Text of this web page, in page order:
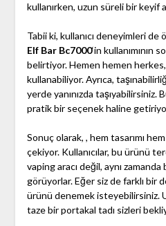
kullanırken, uzun süreli bir keyif
Tabii ki, kullanıcı deneyimleri
Elf Bar Bc7000‘in kullanımının
belirtiyor. Hemen hemen
kullanabiliyor. Ayrıca,
yerde yanınızda taşıyabilirsiniz.
pratik bir seçenek haline
Sonuç olarak, , hem tasarımı
çekiyor. Kullanıcılar, bu ürünü
vaping aracı değil, aynı
görüyorlar. Eğer siz de farklı bir
ürünü denemek isteyebilirsiniz.
taze bir portakal tadı sizleri